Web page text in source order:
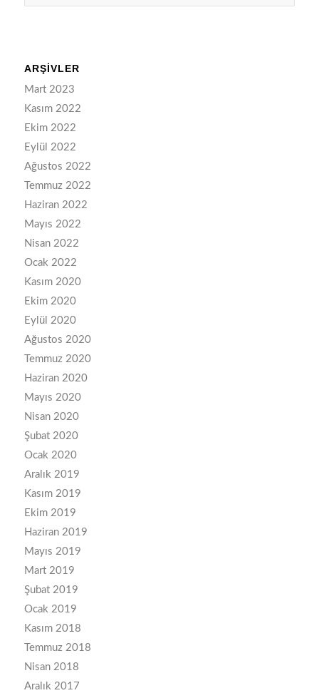
ARŞIVLER
Mart 2023
Kasım 2022
Ekim 2022
Eylül 2022
Ağustos 2022
Temmuz 2022
Haziran 2022
Mayıs 2022
Nisan 2022
Ocak 2022
Kasım 2020
Ekim 2020
Eylül 2020
Ağustos 2020
Temmuz 2020
Haziran 2020
Mayıs 2020
Nisan 2020
Şubat 2020
Ocak 2020
Aralık 2019
Kasım 2019
Ekim 2019
Haziran 2019
Mayıs 2019
Mart 2019
Şubat 2019
Ocak 2019
Kasım 2018
Temmuz 2018
Nisan 2018
Aralık 2017